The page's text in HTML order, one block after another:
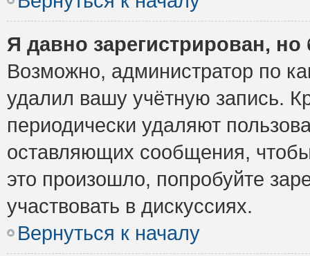
Я давно зарегистрирован,
Возможно, администратор по
удалил вашу учётную запись.
периодически удаляют
оставляющих сообщения,
это произошло, попробуйте
участвовать в дискуссиях.
Вернуться к началу